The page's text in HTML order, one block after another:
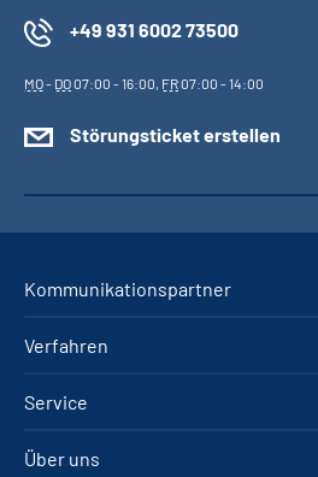
+49 931 6002 73500
MO- DO07:00 - 16:00, FR07:00 - 14:00
Störungsticket erstellen
Kommunikationspartner
Verfahren
Service
Über uns